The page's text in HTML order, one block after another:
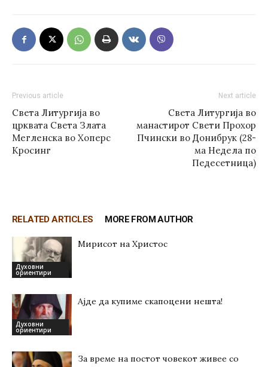
Previous article
Света Литургија во
црквата Света Злата
Мегленска во Хоперс
Кросинг
Next article
Света Литургија во
манастирот Свети Прохор
Пчински во Донибрук (28-
ма Недела по
Педесетница)
RELATED ARTICLES MORE FROM AUTHOR
Духовни
ориентири
Мирисот на Христос
Духовни
ориентири
Ајде да купиме скапоцени нешта!
За време на постот човекот живее со